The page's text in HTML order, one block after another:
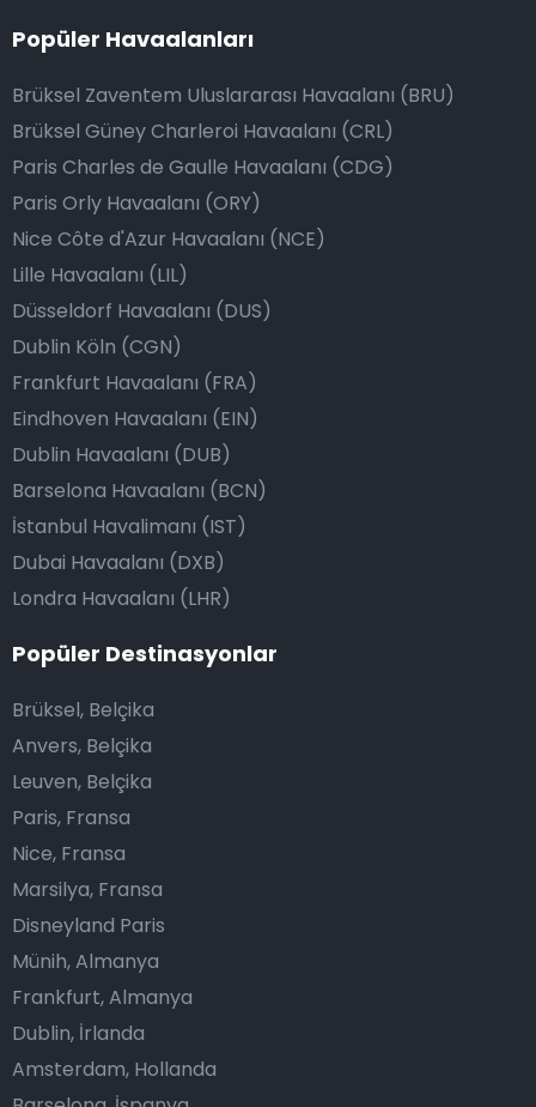
Popüler Havaalanları
Brüksel Zaventem Uluslararası Havaalanı (BRU)
Brüksel Güney Charleroi Havaalanı (CRL)
Paris Charles de Gaulle Havaalanı (CDG)
Paris Orly Havaalanı (ORY)
Nice Côte d'Azur Havaalanı (NCE)
Lille Havaalanı (LIL)
Düsseldorf Havaalanı (DUS)
Dublin Köln (CGN)
Frankfurt Havaalanı (FRA)
Eindhoven Havaalanı (EIN)
Dublin Havaalanı (DUB)
Barselona Havaalanı (BCN)
İstanbul Havalimanı (IST)
Dubai Havaalanı (DXB)
Londra Havaalanı (LHR)
Popüler Destinasyonlar
Brüksel, Belçika
Anvers, Belçika
Leuven, Belçika
Paris, Fransa
Nice, Fransa
Marsilya, Fransa
Disneyland Paris
Münih, Almanya
Frankfurt, Almanya
Dublin, İrlanda
Amsterdam, Hollanda